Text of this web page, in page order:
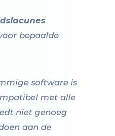
bepaalde
software is
met alle
niet genoeg
aan de